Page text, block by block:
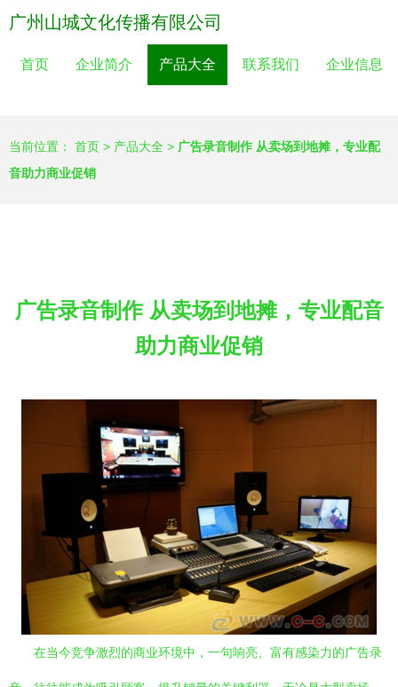
广州山城文化传播有限公司
首页 企业简介 产品大全 联系我们 企业信息
当前位置： 首页 > 产品大全 > 广告录音制作 从卖场到地摊，专业配
音助力商业促销
广告录音制作 从卖场到地摊，专业配音
助力商业促销
在当今竞争激烈的商业环境中，一句响亮、富有感染力的广告录